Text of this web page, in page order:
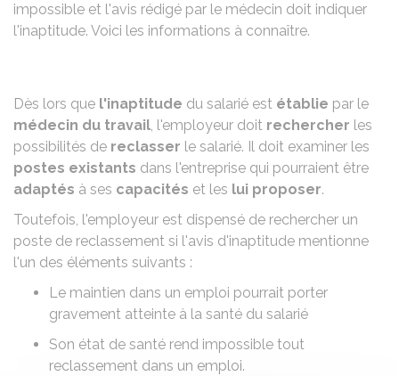
impossible et l'avis rédigé par le médecin doit indiquer
l'inaptitude. Voici les informations à connaître.
Dès lors que l'inaptitude du salarié est établie par le
médecin du travail, l'employeur doit rechercher les
possibilités de reclasser le salarié. Il doit examiner les
postes existants dans l'entreprise qui pourraient être
adaptés à ses capacités et les lui proposer.
Toutefois, l'employeur est dispensé de rechercher un
poste de reclassement si l'avis d'inaptitude mentionne
l'un des éléments suivants :
Le maintien dans un emploi pourrait porter
gravement atteinte à la santé du salarié
Son état de santé rend impossible tout
reclassement dans un emploi.